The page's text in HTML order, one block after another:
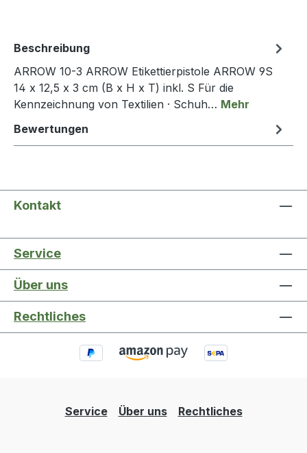
Beschreibung
ARROW 10-3 ARROW Etikettierpistole ARROW 9S
14 x 12,5 x 3 cm (B x H x T) inkl. S Für die
Kennzeichnung von Textilien · Schuh… Mehr
Bewertungen
Kontakt
Service
Über uns
Rechtliches
Service Über uns Rechtliches